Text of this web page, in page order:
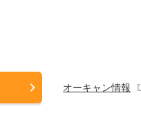
オーキャン情報